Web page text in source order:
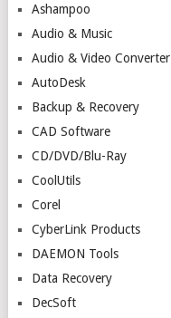
Ashampoo
Audio & Music
Audio & Video Converter
AutoDesk
Backup & Recovery
CAD Software
CD/DVD/Blu-Ray
CoolUtils
Corel
CyberLink Products
DAEMON Tools
Data Recovery
DecSoft